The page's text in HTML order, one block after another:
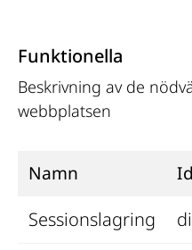
Funktionella
Beskrivning av de
webbplatsen
Namn
Sessions­lagring